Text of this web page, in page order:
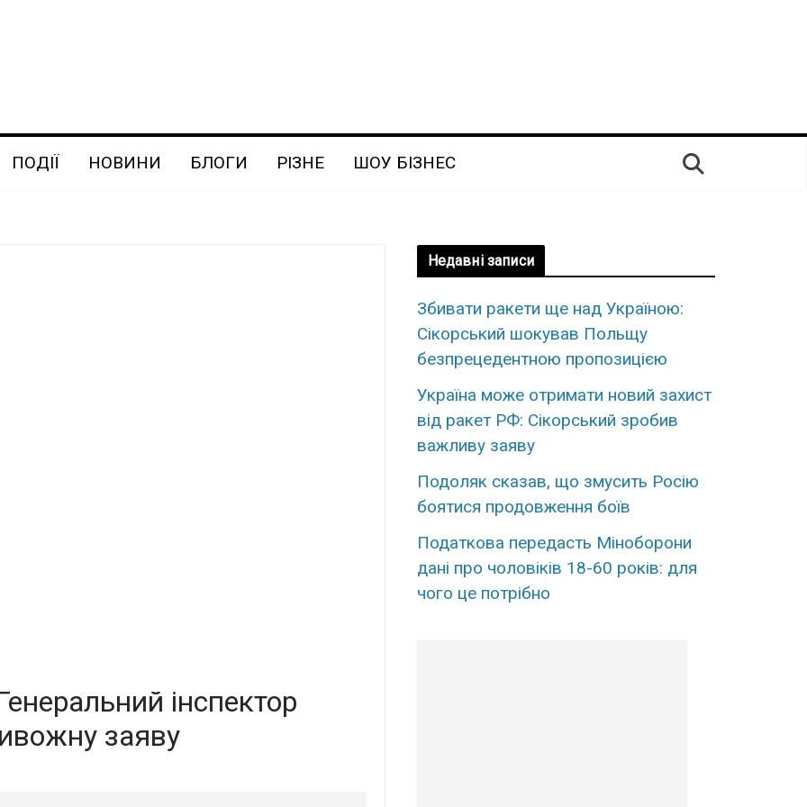
ПОДІЇ НОВИНИ БЛОГИ РІЗНЕ ШОУ БІЗНЕС
інcпектор
зaяву
Недавні записи
Збивати ракети ще над Україною:
Сікорський шокував Польщу
безпрецедентною пропозицією
Україна може отримати новий захист
від ракет РФ: Сікорський зробив
важливу заяву
Подоляк сказав, що змусить Росію
боятися продовження боїв
Податкова передасть Міноборони
дані про чоловіків 18-60 років: для
чого це потрібно